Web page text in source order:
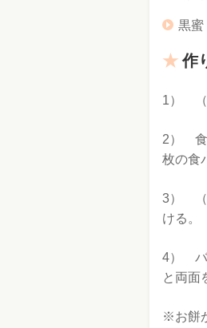
黒
作
1） （
2） 食
枚の食
3） （
ける。
4） バ
と両面
※お餅